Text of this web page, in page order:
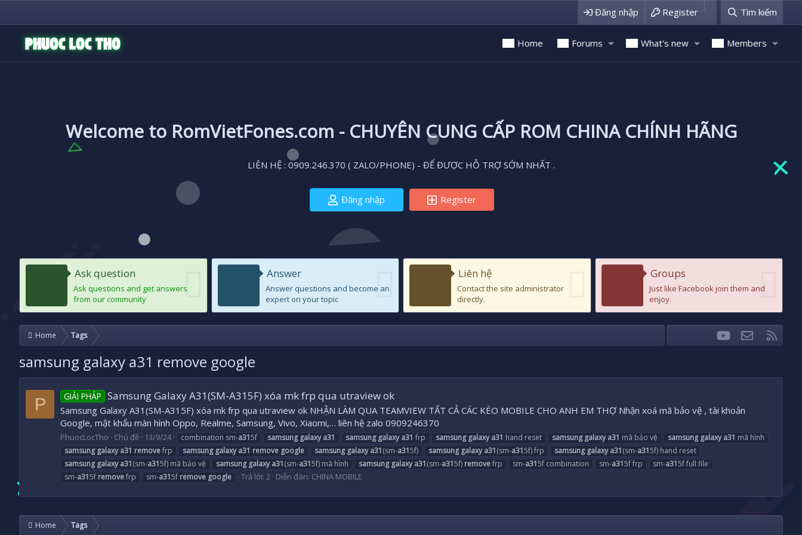
Đăng nhập Register Tìm kiếm
Home Forums What's new Members
Welcome to RomVietFones.com - CHUYÊN CUNG CẤP ROM CHINA CHÍNH HÃNG
LIÊN HỆ : 0909.246.370 ( ZALO/PHONE) - ĐỂ ĐƯỢC HỖ TRỢ SỚM NHẤT .
Đăng nhập Register
Ask question
Ask questions and get answers
from our community
Answer
Answer questions and become an
expert on your topic
Liên hệ
Contact the site administrator
directly.
Groups
Just like Facebook join them and
enjoy.
Home Tags FacebookTwitteryoutubeLiên hệ
samsung galaxy a31 remove google
P GIẢI PHÁP Samsung Galaxy A31(SM-A315F) xóa mk frp qua utraview ok
Samsung Galaxy A31(SM-A315F) xóa mk frp qua utraview ok NHẬN LÀM QUA TEAMVIEW TẤT CẢ CÁC KÈO MOBILE CHO ANH EM THỢ Nhận xoá mã bảo vệ , tài khoản
Google, mật khẩu màn hình Oppo, Realme, Samsung, Vivo, Xiaomi,… liên hệ zalo 0909246370
PhuocLocTho Chủ đề 13/9/24 combination sm-a315f samsung galaxy a31 samsung galaxy a31 frp samsung galaxy a31 hand reset samsung galaxy a31 mã bảo vệ samsung galaxy a31 mã hình
samsung galaxy a31 removefrp samsung galaxy a31 remove google samsung galaxy a31(sm-a315f) samsung galaxy a31(sm-a315f) frp samsung galaxy a31(sm-a315f) hand reset
samsung galaxy a31(sm-a315f) mã bảo vệ samsung galaxy a31(sm-a315f) mã hình samsung galaxy a31(sm-a315f) removefrp sm-a315f combination sm-a315f frp sm-a315f full file
sm-a315f removefrp sm-a315f remove google Trả lời: 2 Diễn đàn: CHINA MOBILE
Home Tags